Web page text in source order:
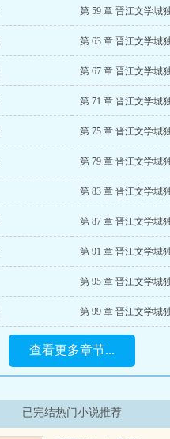
第 59 章 晋江文学城
第 63 章 晋江文学城
第 67 章 晋江文学城
第 71 章 晋江文学城
第 75 章 晋江文学城
第 79 章 晋江文学城
第 83 章 晋江文学城
第 87 章 晋江文学城
第 91 章 晋江文学城
第 95 章 晋江文学城
第 99 章 晋江文学城
查看更多章节...
已完结热门小说推荐